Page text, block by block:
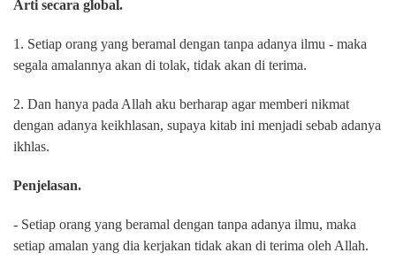
Arti secara global.
1. Setiap orang yang beramal dengan tanpa adanya ilmu - maka
segala amalannya akan di tolak, tidak akan di terima.
2. Dan hanya pada Allah aku berharap agar memberi nikmat
dengan adanya keikhlasan, supaya kitab ini menjadi sebab adanya
ikhlas.
Penjelasan.
- Setiap orang yang beramal dengan tanpa adanya ilmu, maka
setiap amalan yang dia kerjakan tidak akan di terima oleh Allah.